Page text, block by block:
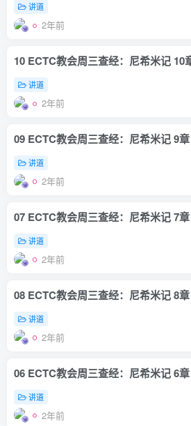
讲道
2年前
10 ECTC教会周三查经：尼希米记 10
讲道
2年前
09 ECTC教会周三查经：尼希米记 9章
讲道
2年前
07 ECTC教会周三查经：尼希米记 7章
讲道
2年前
08 ECTC教会周三查经：尼希米记 8章
讲道
2年前
06 ECTC教会周三查经：尼希米记 6章
讲道
2年前